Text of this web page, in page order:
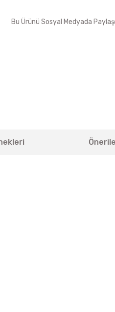
Bu Ürünü Sosyal Medyada Paylaş